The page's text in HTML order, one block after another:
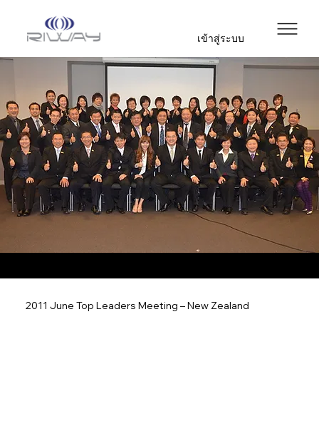
เข้าสู่ระบบ
2011 June Top Leaders Meeting – New Zealand